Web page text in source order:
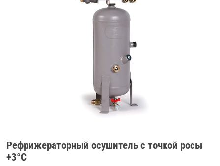
Рефрижераторный осушитель с точкой росы
+3°C